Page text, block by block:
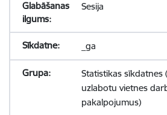
Sesija
_ga
Statistikas sīkdatnes
uzlabotu vietnes
pakalpojumus)